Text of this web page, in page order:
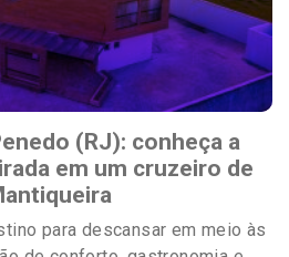
(RJ): conheça a
em um cruzeiro de
para descansar em meio às